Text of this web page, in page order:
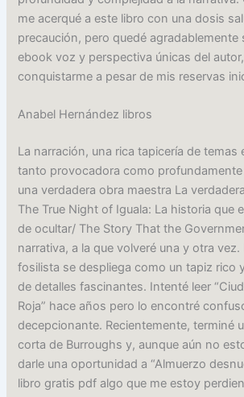
me acerqué a este libro con una dosis
precaución, pero quedé
ebook voz y perspectiva únicas del
conquistarme a pesar de mis reservas
Anabel Hernández libros
La narración, una rica tapicería de temas
tanto provocadora como
una verdadera obra maestra La
The True Night of Iguala: La historia que
de ocultar/ The Story That the
narrativa, a la que volveré una y otra vez.
fosilista se despliega como un tapiz rico
de detalles fascinantes. Intenté leer
Roja” hace años pero lo encontré
decepcionante. Recientemente, terminé
corta de Burroughs y, aunque aún no
darle una oportunidad a “Almuerzo
libro gratis pdf algo que me estoy